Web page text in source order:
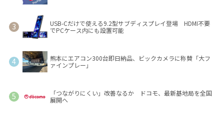
USB-Cだけで使える9.2型サブディスプレイ登場 HDMI不要
でPCケース内にも設置可能
熊本にエアコン300台即日納品、ビックカメラに称賛「大フ
ァインプレー」
「つながりにくい」改善なるか ドコモ、最新基地局を全国
展開へ